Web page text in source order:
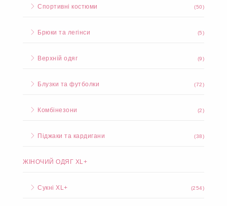
Спортивні костюми (50)
Брюки та легінси (5)
Верхній одяг (9)
Блузки та футболки (72)
Комбінезони (2)
Піджаки та кардигани (38)
ЖІНОЧИЙ ОДЯГ XL+
Сукні XL+ (254)